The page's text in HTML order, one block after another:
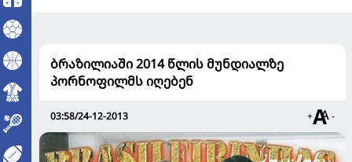
ბრაზილიაში 2014 წლის მუნდიალზე
პორნოფილმს იღებენ
03:58/24-12-2013 + -